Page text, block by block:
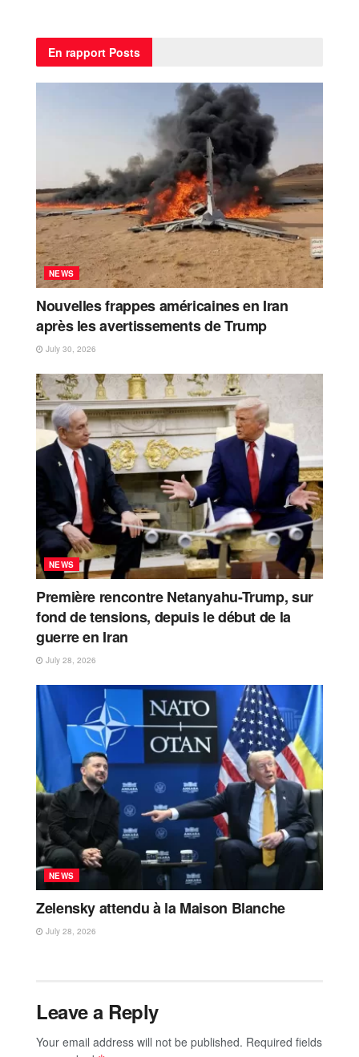
En rapport Posts
NEWS
Nouvelles frappes américaines en Iran
après les avertissements de Trump
July 30, 2026
NEWS
Première rencontre Netanyahu-Trump, sur
fond de tensions, depuis le début de la
guerre en Iran
July 28, 2026
NEWS
Zelensky attendu à la Maison Blanche
July 28, 2026
Leave a Reply
Your email address will not be published. Required fields